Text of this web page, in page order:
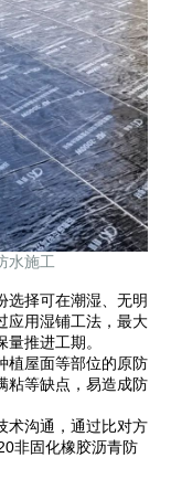
水施工
选择可在潮湿、无明
应用湿铺工法，最大
推进工期。
植屋面等部位的原防
粘等缺点，易造成防
术沟通，通过比对方
非固化橡胶沥青防